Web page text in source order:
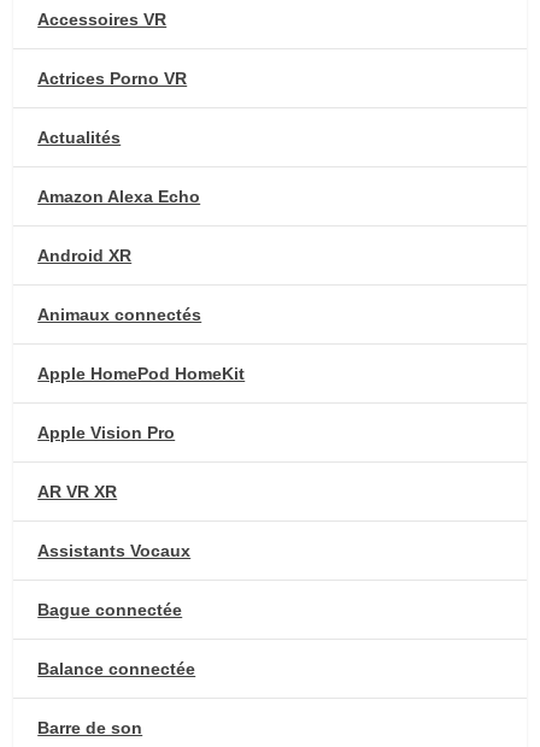
Accessoires VR
Actrices Porno VR
Actualités
Amazon Alexa Echo
Android XR
Animaux connectés
Apple HomePod HomeKit
Apple Vision Pro
AR VR XR
Assistants Vocaux
Bague connectée
Balance connectée
Barre de son